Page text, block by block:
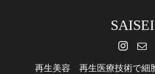
SAISEI
再生美容 再生医療技術で細